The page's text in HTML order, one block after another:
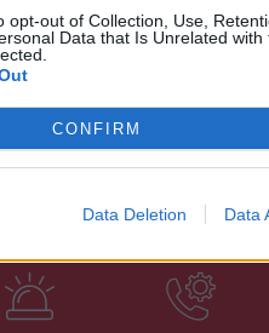
opt-out of Collection, Use,
Data that Is Unrelated
CONFIRM
Data Deletion Data
την απευθείας
της πορεία.